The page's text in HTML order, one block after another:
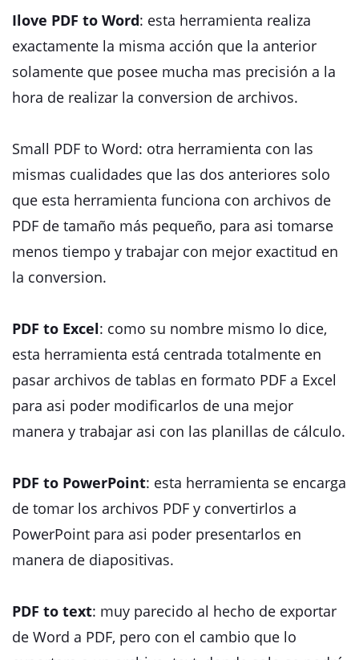
Ilove PDF to Word: esta herramienta realiza
exactamente la misma acción que la anterior
solamente que posee mucha mas precisión a la
hora de realizar la conversion de archivos.
Small PDF to Word: otra herramienta con las
mismas cualidades que las dos anteriores solo
que esta herramienta funciona con archivos de
PDF de tamaño más pequeño, para asi tomarse
menos tiempo y trabajar con mejor exactitud en
la conversion.
PDF to Excel: como su nombre mismo lo dice,
esta herramienta está centrada totalmente en
pasar archivos de tablas en formato PDF a Excel
para asi poder modificarlos de una mejor
manera y trabajar asi con las planillas de cálculo.
PDF to PowerPoint: esta herramienta se encarga
de tomar los archivos PDF y convertirlos a
PowerPoint para asi poder presentarlos en
manera de diapositivas.
PDF to text: muy parecido al hecho de exportar
de Word a PDF, pero con el cambio que lo